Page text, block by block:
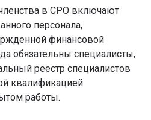
в СРО включают
персонала,
финансовой
обязательны специалисты,
реестр специалистов
квалификацией
работы.